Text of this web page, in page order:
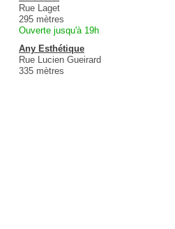
Rue Laget
295 mètres
Ouverte jusqu'à 19h
Any Esthétique
Rue Lucien Gueirard
335 mètres